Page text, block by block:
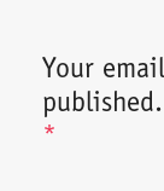
Your
published.
*